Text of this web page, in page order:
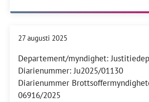
27 augusti 2025
Departement/myndighet:
Diarienummer: Ju2025/01130
Diarienummer
06916/2025